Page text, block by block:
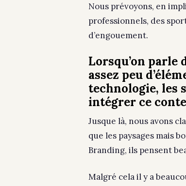
Nous prévoyons, en
professionnels, des
d’engouement.
Lorsqu’on parle
assez peu
technologie, les
intégrer ce
Jusque là, nous avons
que les paysages mais
Branding, ils pensent
Malgré cela il y a